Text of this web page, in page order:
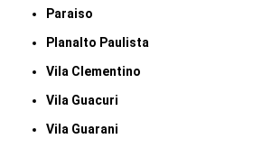
Paraiso
Planalto Paulista
Vila Clementino
Vila Guacuri
Vila Guarani